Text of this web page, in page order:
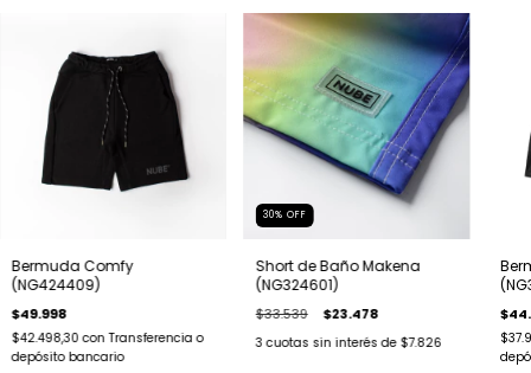
Bermuda Comfy
(NG424409)
$49.998
$42.498,30con Transferencia o
depósito bancario
30% OFF
Short de Baño Makena
(NG324601)
$33.539 $23.478
3 cuotas sin interés de $7.826